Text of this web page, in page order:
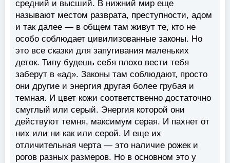
средний и высший. В нижний мир еще
называют местом разврата, преступности, адом
и так далее — в общем там живут те, кто не
особо соблюдает цивилизованные законы. Но
это все сказки для запугивания маленьких
деток. Типу будешь себя плохо вести тебя
заберут в «ад». Законы там соблюдают, просто
они другие и энергия другая более грубая и
темная. И цвет кожи соответственно достаточно
смуглый или серый. Энергия которой они
действуют темня, максимум серая. И пахнет от
них или ни как или серой. И еще их
отличительная черта — это наличие рожек и
рогов разных размеров. Но в основном это у